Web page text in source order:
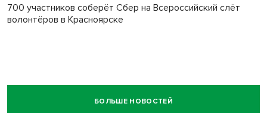
700 участников соберёт Сбер на Всероссийский слёт
волонтёров в Красноярске
БОЛЬШЕ НОВОСТЕЙ